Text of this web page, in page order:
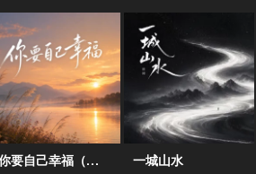
你要自己幸福（对唱版） 一城山水